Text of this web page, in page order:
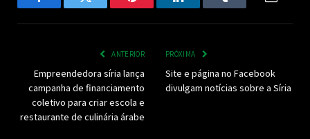
FacebookTwitter Pinterest LinkedInTumblr Email
ANTERIOR
Empreendedora síria lança
campanha de financiamento
coletivo para criar escola e
restaurante de culinária árabe
PRÓXIMA
Site e página no Facebook
divulgam notícias sobre a Síria